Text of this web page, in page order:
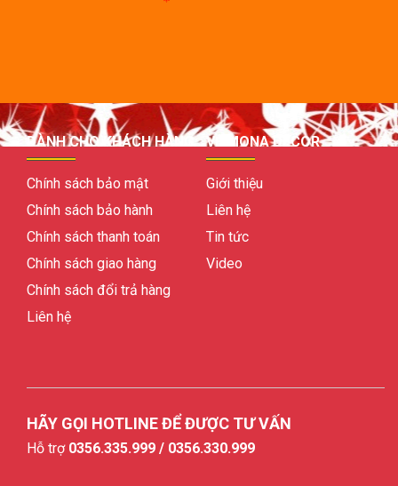
DÀNH CHO KHÁCH HÀNG
Chính sách bảo mật
Chính sách bảo hành
Chính sách thanh toán
Chính sách giao hàng
Chính sách đổi trả hàng
Liên hệ
VỀ MONA DECOR
Giới thiệu
Liên hệ
Tin tức
Video
HÃY GỌI HOTLINE ĐỂ ĐƯỢC TƯ VẤN
Hỗ trợ 0356.335.999 / 0356.330.999